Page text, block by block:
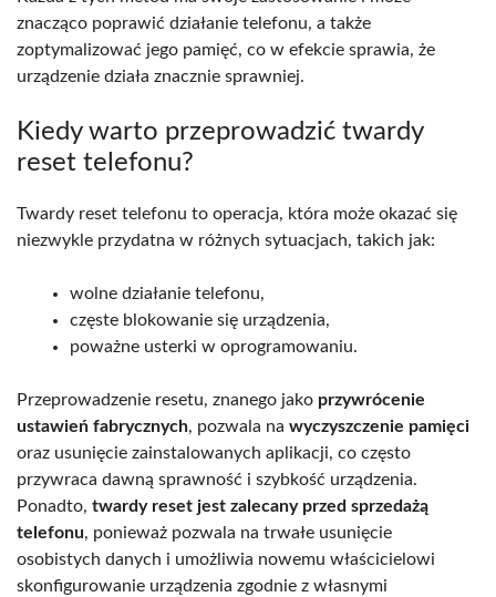
znacząco poprawić działanie telefonu, a także
zoptymalizować jego pamięć, co w efekcie sprawia, że
urządzenie działa znacznie sprawniej.
Kiedy warto przeprowadzić twardy
reset telefonu?
Twardy reset telefonu to operacja, która może okazać się
niezwykle przydatna w różnych sytuacjach, takich jak:
wolne działanie telefonu,
częste blokowanie się urządzenia,
poważne usterki w oprogramowaniu.
Przeprowadzenie resetu, znanego jako przywrócenie
ustawień fabrycznych, pozwala na wyczyszczenie pamięci
oraz usunięcie zainstalowanych aplikacji, co często
przywraca dawną sprawność i szybkość urządzenia.
Ponadto, twardy reset jest zalecany przed sprzedażą
telefonu, ponieważ pozwala na trwałe usunięcie
osobistych danych i umożliwia nowemu właścicielowi
skonfigurowanie urządzenia zgodnie z własnymi